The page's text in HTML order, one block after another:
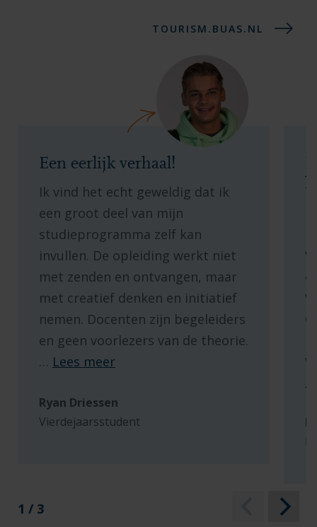
TOURISM.BUAS.NL
Een eerlijk verhaal!
Ik vind het echt geweldig dat ik
een groot deel van mijn
studieprogramma zelf kan
invullen. De opleiding werkt niet
met zenden en ontvangen, maar
met creatief denken en initiatief
nemen. Docenten zijn begeleiders
en geen voorlezers van de theorie.
… Lees meer
Ryan Driessen
Vierdejaarsstudent
1 / 3